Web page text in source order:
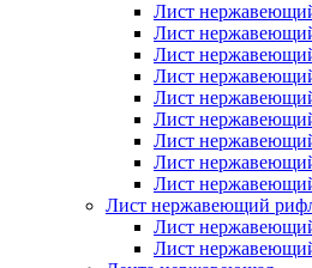
Лист
Лист
Лист
Лист
Лист
Лист
Лист
Лист
Лист
Лист нержавеющий
Лист
Лист